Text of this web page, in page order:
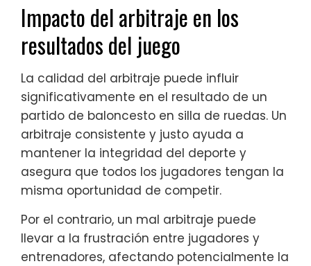
Impacto del arbitraje en los
resultados del juego
La calidad del arbitraje puede influir
significativamente en el resultado de un
partido de baloncesto en silla de ruedas. Un
arbitraje consistente y justo ayuda a
mantener la integridad del deporte y
asegura que todos los jugadores tengan la
misma oportunidad de competir.
Por el contrario, un mal arbitraje puede
llevar a la frustración entre jugadores y
entrenadores, afectando potencialmente la